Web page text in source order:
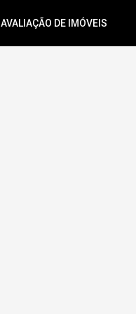
AVALIAÇÃO DE IMÓVEIS